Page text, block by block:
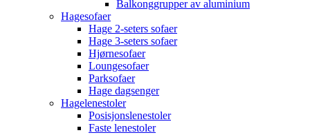
Balkonggrupper av aluminium
Hagesofaer
Hage 2-seters sofaer
Hage 3-seters sofaer
Hjørnesofaer
Loungesofaer
Parksofaer
Hage dagsenger
Hagelenestoler
Posisjonslenestoler
Faste lenestoler